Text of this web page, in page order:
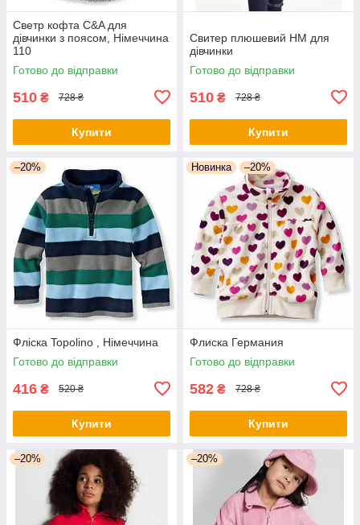
Светр кофта C&A для
дівчинки з поясом, Німеччина
110
Готово до відправки
510 ₴ 728 ₴
Купити
Свитер плюшевий НМ для
дівчинки
Готово до відправки
510 ₴ 728 ₴
Купити
–20%
Фліска Topolino , Німеччина
Готово до відправки
416 ₴ 520 ₴
Купити
Новинка –20%
Флиска Германия
Готово до відправки
582 ₴ 728 ₴
Купити
–20% –20%